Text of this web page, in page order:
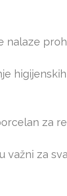
nalaze
za
važni za